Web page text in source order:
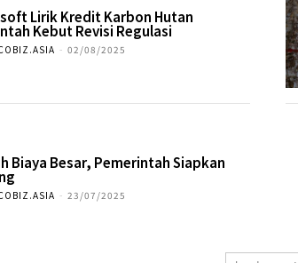
Lirik Kredit Karbon Hutan
Kebut Revisi Regulasi
- 02/08/2025
Biaya Besar, Pemerintah Siapkan
- 23/07/2025